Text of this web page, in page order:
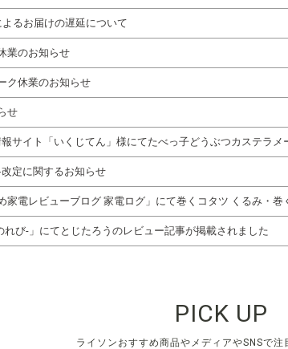
るお届けの遅延について
業のお知らせ
ク休業のお知らせ
せ
サイト「いくじてん」様にてたべっ子どうぶつカステラメ
定に関するお知らせ
家電レビューブログ 家電ログ」にて巻くコタツ くるみ・
れび-」にてとじたろうのレビュー記事が掲載されました
PICK UP
ライソンおすすめ商品やメディアやSNSで注